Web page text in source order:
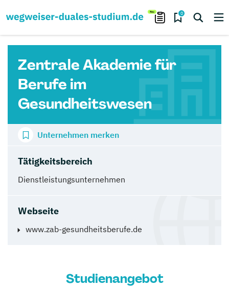
0
Zentrale Akademie für
Berufe im
Gesundheitswesen
Tätigkeitsbereich
Dienstleistungsunternehmen
Webseite
www.zab-gesundheitsberufe.de
Unternehmen merken
Studienangebot